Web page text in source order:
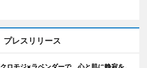
プレスリリース